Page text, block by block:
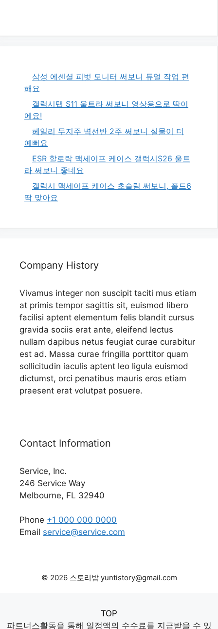
삼성 에센셜 피벗 모니터 써보니 듀얼 작업 편
해요
갤럭시탭 S11 울트라 써보니 영상용으로 딱이
에요!
헤일리 무지주 벽선반 2주 써보니 실물이 더
예뻐요
ESR 할로락 맥세이프 케이스 갤럭시S26 울트
라 써보니 좋네요
갤럭시 맥세이프 케이스 초슬림 써보니, 폴드6
딱 맞아요
Company History
Vivamus integer non suscipit taciti mus etiam
at primis tempor sagittis sit, euismod libero
facilisi aptent elementum felis blandit cursus
gravida sociis erat ante, eleifend lectus
nullam dapibus netus feugiat curae curabitur
est ad. Massa curae fringilla porttitor quam
sollicitudin iaculis aptent leo ligula euismod
dictumst, orci penatibus mauris eros etiam
praesent erat volutpat posuere.
Contact Information
Service, Inc.
246 Service Way
Melbourne, FL 32940
Phone +1 000 000 0000
Email service@service.com
© 2026 스토리밥 yuntistory@gmail.com
TOP
파트너스활동을 통해 일정액의 수수료를 지급받을 수 있